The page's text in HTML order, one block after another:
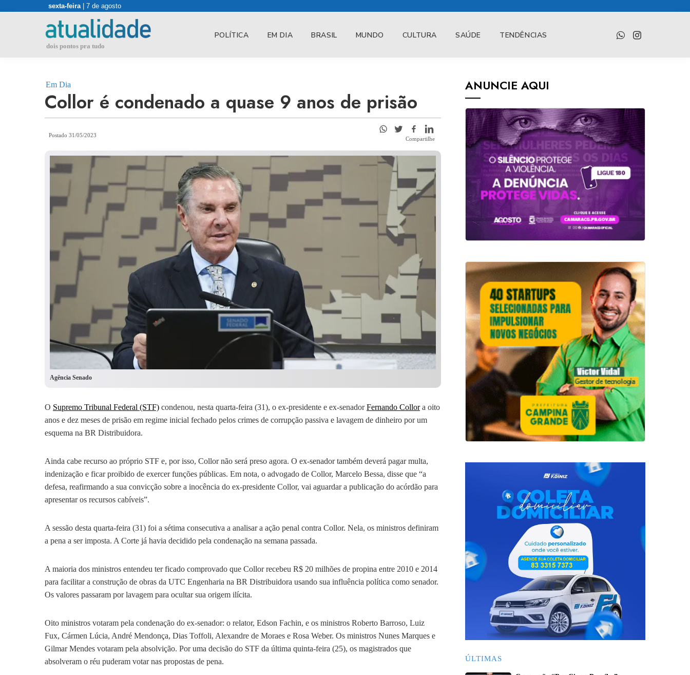
sexta-feira | 7 de agosto
dois pontos pra tudo
POLÍTICA EM DIA BRASIL MUNDO CULTURA SAÚDE TENDÊNCIAS
Em Dia
Collor é condenado a quase 9 anos de prisão
Postado 31/05/2023
Compartilhe
Agência Senado
O Supremo Tribunal Federal (STF) condenou, nesta quarta-feira (31), o ex-presidente e ex-senadorFernando Collora oito
anos e dez meses de prisão em regime inicial fechado pelos crimes de corrupção passiva e lavagem de dinheiro por um
esquema na BR Distribuidora.
Ainda cabe recurso ao próprio STF e, por isso, Collor não será preso agora. O ex-senador também deverá pagar multa,
indenização e ficar proibido de exercer funções públicas. Em nota, o advogado de Collor, Marcelo Bessa, disse que “a
defesa, reafirmando a sua convicção sobre a inocência do ex-presidente Collor, vai aguardar a publicação do acórdão para
apresentar os recursos cabíveis”.
A sessão desta quarta-feira (31) foi a sétima consecutiva a analisar a ação penal contra Collor. Nela, os ministros definiram
a pena a ser imposta. A Corte já havia decidido pela condenação na semana passada.
A maioria dos ministros entendeu ter ficado comprovado que Collor recebeu R$ 20 milhões de propina entre 2010 e 2014
para facilitar a construção de obras da UTC Engenharia na BR Distribuidora usando sua influência política como senador.
Os valores passaram por lavagem para ocultar sua origem ilícita.
Oito ministros votaram pela condenação do ex-senador: o relator, Edson Fachin, e os ministros Roberto Barroso, Luiz
Fux, Cármen Lúcia, André Mendonça, Dias Toffoli, Alexandre de Moraes e Rosa Weber. Os ministros Nunes Marques e
Gilmar Mendes votaram pela absolvição. Por uma decisão do STF da última quinta-feira (25), os magistrados que
absolveram o réu puderam votar nas propostas de pena.
ANUNCIE AQUI
ÚLTIMAS